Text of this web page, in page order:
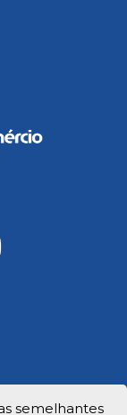
semelhantes